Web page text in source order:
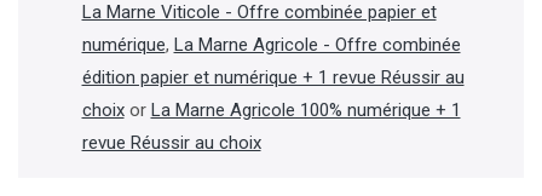
La Marne Viticole - Offre combinée papier et
numérique, La Marne Agricole - Offre combinée
édition papier et numérique + 1 revue Réussir au
choixor La Marne Agricole 100% numérique + 1
revue Réussir au choix